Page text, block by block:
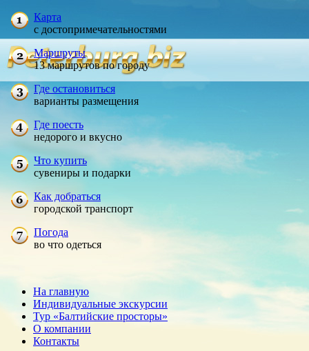
Карта
с достопримечательностями
Маршруты
13 маршрутов по городу
Где остановиться
варианты размещения
Где поесть
недорого и вкусно
Что купить
сувениры и подарки
Как добраться
городской транспорт
Погода
во что одеться
На главную
Индивидуальные экскурсии
Тур «Балтийские просторы»
О компании
Контакты